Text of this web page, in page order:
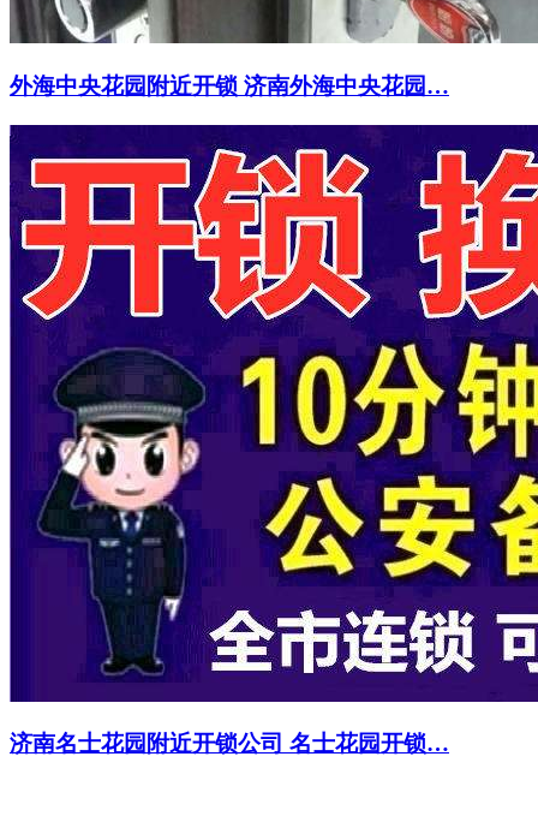
外海中央花园附近开锁 济南外海中央花园…
济南名士花园附近开锁公司 名士花园开锁…